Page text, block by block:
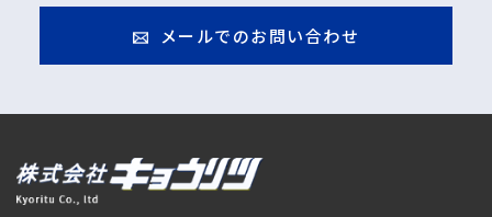
メールでのお問い合わせ